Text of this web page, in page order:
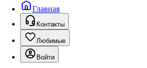
Главная
Контакты
Любимые
Войти